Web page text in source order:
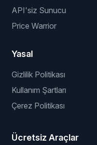
API'siz Sunucu
Price Warrior
Yasal
Gizlilik Politikası
Kullanım Şartları
Çerez Politikası
Ücretsiz Araçlar